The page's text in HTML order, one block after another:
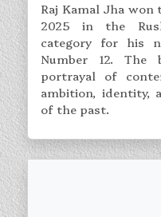
Raj Kamal Jha won
2025 in the
category for his
Number 12.
portrayal of
ambition, identity,
of the past.